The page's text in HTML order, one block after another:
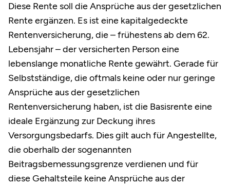
Diese Rente soll die Ansprüche aus der gesetzlichen
Rente ergänzen. Es ist eine kapitalgedeckte
Rentenversicherung, die – frühestens ab dem 62.
Lebensjahr – der versicherten Person eine
lebenslange monatliche Rente gewährt. Gerade für
Selbstständige, die oftmals keine oder nur geringe
Ansprüche aus der gesetzlichen
Rentenversicherung haben, ist die Basisrente eine
ideale Ergänzung zur Deckung ihres
Versorgungsbedarfs. Dies gilt auch für Angestellte,
die oberhalb der sogenannten
Beitragsbemessungsgrenze verdienen und für
diese Gehaltsteile keine Ansprüche aus der